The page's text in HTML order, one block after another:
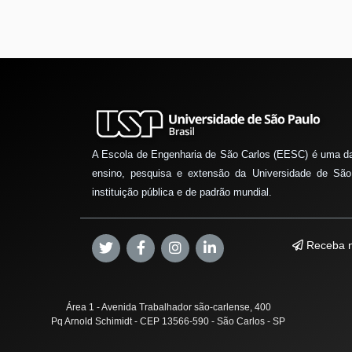
A Escola de Engenharia de São Carlos (EESC) é uma
ensino, pesquisa e extensão da Universidade de
instituição pública e de padrão mundial.
Receba
Área 1 - Avenida Trabalhador são-carlense, 400
Pq Arnold Schimidt - CEP 13566-590 - São Carlos - SP